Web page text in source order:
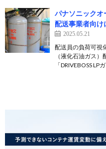
パナソニックオ
配送事業者向け
2025.05.21
配送員の負荷可視
（液化石油ガス
「DRIVEBOSS